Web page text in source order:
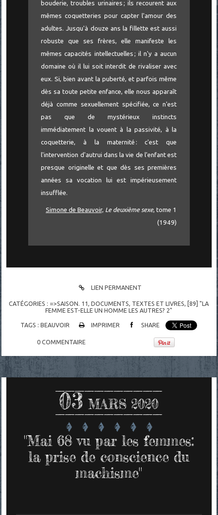
bouderie, troubles urinaires ; ils recourent aux
mêmes coquetteries pour capter l'amour des
adultes. Jusqu'à douze ans la fillette est aussi
robuste que ses frères, elle manifeste les
mêmes capacités intellectuelles ; il n'y a aucun
domaine où il lui soit interdit de rivaliser avec
eux. Si, bien avant la puberté, et parfois même
dès sa toute petite enfance, elle nous apparaît
déjà comme sexuellement spécifiée, ce n'est
pas que de mystérieux instincts
immédiatement la vouent à la passivité, à la
coquetterie, à la maternité : c'est que
l'intervention d'autrui dans la vie de l'enfant est
presque originelle et que dès ses premières
années sa vocation lui est impérieusement
insufflée.
Simone de Beauvoir, Le deuxième sexe, tome 1
(1949)
LIEN PERMANENT
CATÉGORIES : =>SAISON. 11,DOCUMENTS, TEXTES ET LIVRES, [89] "LA
FEMME EST-ELLE UN HOMME LES AUTRES? 2"
TAGS :BEAUVOIR IMPRIMER SHARE
0 COMMENTAIRE
03 MARS 2020
"Mai 68 vu par les femmes:
la prise de conscience du
machisme"